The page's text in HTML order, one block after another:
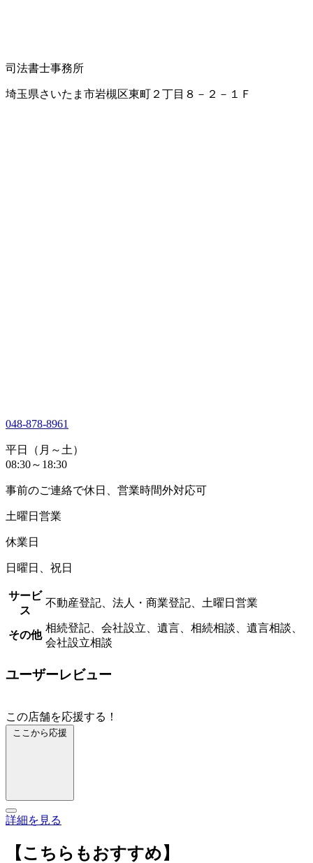
司法書士事務所
埼玉県さいたま市岩槻区東町２丁目８－２－１Ｆ
048-878-8961
平日（月～土）
08:30～18:30
事前のご連絡で休日、営業時間外対応可
土曜日営業
休業日
日曜日、祝日
サービ
ス
不動産登記、法人・商業登記、土曜日営業
その他
相続登記、会社設立、遺言、相続相談、遺言相談、
会社設立相談
ユーザーレビュー
この店舗を応援する！
ここから応援
詳細を見る
【こちらもおすすめ】